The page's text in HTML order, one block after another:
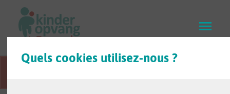
Quels cookies utilisez-nous ?